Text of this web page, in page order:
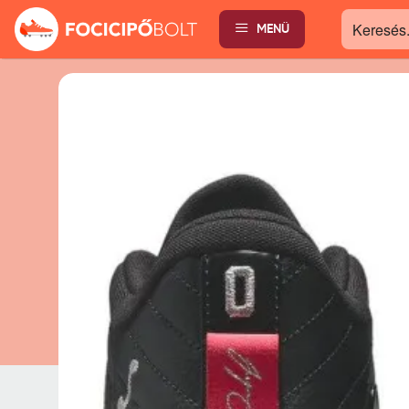
MENÜ Keresés...